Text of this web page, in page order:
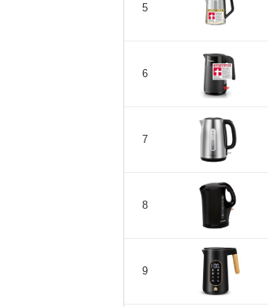
5
6
7
8
9